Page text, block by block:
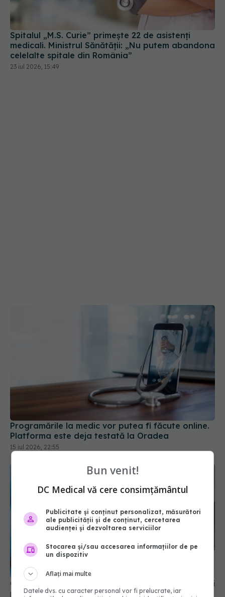
Spitalul „M.S. Curie” primește 22 de asistenți
medicali. Ministrul Sănătății: „Nu putem abandona
celelalte spitale din România”
23 iul 2026, 15:49
Programările la medic vor putea fi făcute online.
Platforma este deja testată la Oradea
15 iul 2026, 22:55
Cât costă un aparat dentar pentru adulți: tipuri și
prețuri 2026
20 iul 2026, 12:17
Bun venit!
DC Medical vă cere consimțământul
Publicitate și conținut personalizat, măsurători
ale publicității și de conținut, cercetarea
audienței și dezvoltarea serviciilor
Stocarea și/sau accesarea informațiilor de pe
un dispozitiv
Aflați mai multe
Datele dvs. cu caracter personal vor fi prelucrate, iar